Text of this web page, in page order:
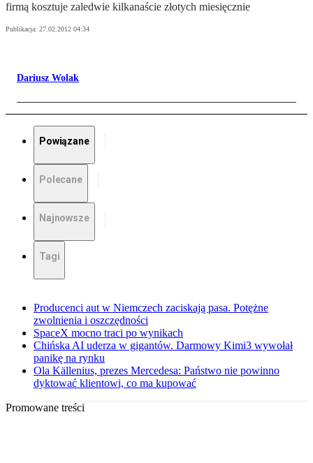
fir­mą kosz­tu­je za­le­d­wie kil­ka­na­ście zło­tych mie­sięcz­nie
Publikacja: 27.02.2012 04:34
Dariusz Wolak
Powiązane
Polecane
Najnowsze
Tagi
Producenci aut w Niemczech zaciskają pasa. Potężne
zwolnienia i oszczędności
SpaceX mocno traci po wynikach
Chińska AI uderza w gigantów. Darmowy Kimi3 wywołał
panikę na rynku
Ola Källenius, prezes Mercedesa: Państwo nie powinno
dyktować klientowi, co ma kupować
Promowane treści